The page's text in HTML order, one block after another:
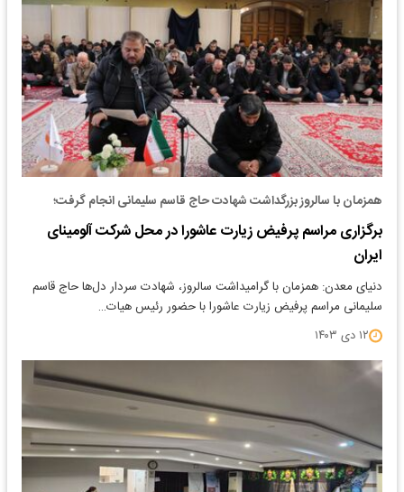
همزمان با سالروز بزرگداشت شهادت حاج قاسم سلیمانی انجام گرفت؛
برگزاری مراسم پرفیض زیارت عاشورا در محل شرکت آلومینای
ایران
دنیای معدن: همزمان با گرامیداشت سالروز، شهادت سردار دل‌ها حاج قاسم
سلیمانی مراسم پرفیض زیارت عاشورا با حضور رئیس هیات…
۱۲ دی ۱۴۰۳